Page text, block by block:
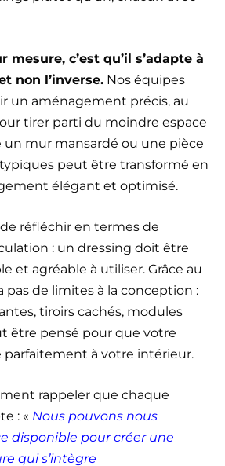
mesure, c’est qu’il s’adapte à
non l’inverse. Nos équipes
un aménagement précis, au
tirer parti du moindre espace
un mur mansardé ou une pièce
peut être transformé en
élégant et optimisé.
de réfléchir en termes de
: un dressing doit être
et agréable à utiliser. Grâce au
pas de limites à la conception :
tiroirs cachés, modules
être pensé pour que votre
parfaitement à votre intérieur.
rappeler que chaque
: « Nous pouvons nous
disponible pour créer une
qui s’intègre